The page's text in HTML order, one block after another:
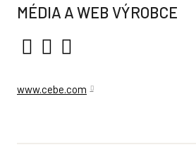
MÉDIA A WEB VÝROBCE
www.cebe.com